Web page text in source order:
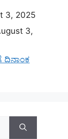
3, 2025
3,
ದಿನಾಂಕ